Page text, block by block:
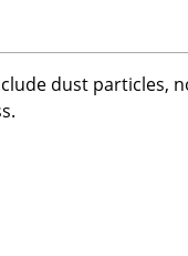
dust particles,